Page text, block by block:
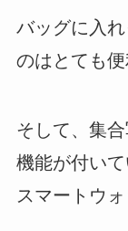
バッグに入
のはとても便
そして、集
機能が付いて
スマートウ